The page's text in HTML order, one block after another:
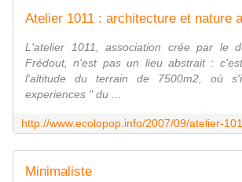
L'atelier 1011, association crée par le
Frédout, n'est pas un lieu abstrait :
l'altitude du terrain de 7500m2, où
experiences " du ...
Minimaliste